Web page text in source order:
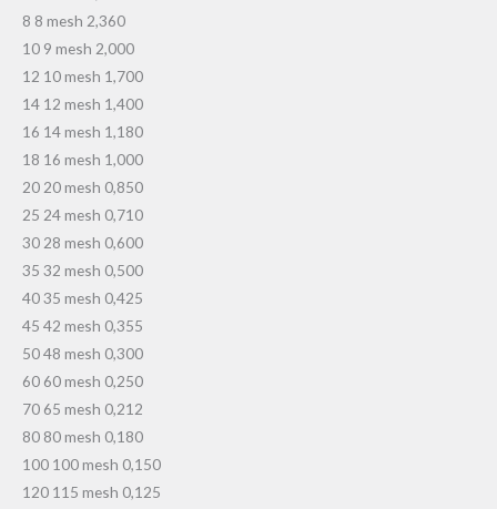
8 8 mesh 2,360
10 9 mesh 2,000
12 10 mesh 1,700
14 12 mesh 1,400
16 14 mesh 1,180
18 16 mesh 1,000
20 20 mesh 0,850
25 24 mesh 0,710
30 28 mesh 0,600
35 32 mesh 0,500
40 35 mesh 0,425
45 42 mesh 0,355
50 48 mesh 0,300
60 60 mesh 0,250
70 65 mesh 0,212
80 80 mesh 0,180
100 100 mesh 0,150
120 115 mesh 0,125